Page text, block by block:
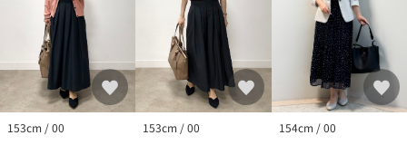
153cm / 00 153cm / 00 154cm / 00